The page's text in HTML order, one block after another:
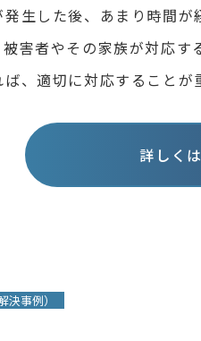
生した後、あまり時間
被害者やその家族が対応
、適切に対応することが
詳しく
決事例）